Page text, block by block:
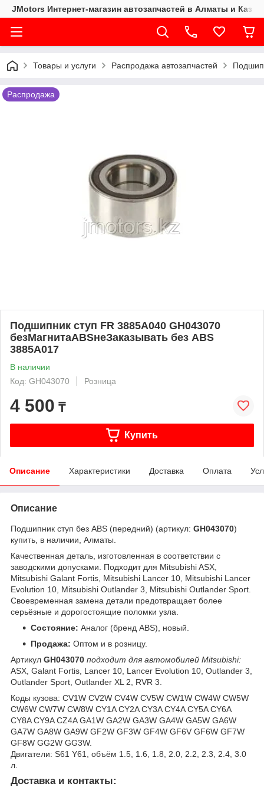
JMotors Интернет-магазин автозапчастей в Алматы и
Товары и услуги Распродажа автозапчастей
Распродажа
Подшипник ступ FR 3885A040 GH043070
безМагнитаABSнеЗаказывать без ABS
3885A017
В наличии
Код: GH043070
Розница
4 500 ₸
Купить
Описание Характеристики Доставка Оплата
Описание
Подшипник ступ без ABS (передний) (артикул: GH043070)
купить, в наличии, Алматы.
Качественная деталь, изготовленная в соответствии с
заводскими допусками. Подходит для Mitsubishi ASX,
Mitsubishi Galant Fortis, Mitsubishi Lancer 10, Mitsubishi Lancer
Evolution 10, Mitsubishi Outlander 3, Mitsubishi Outlander Sport.
Своевременная замена детали предотвращает более
серьёзные и дорогостоящие поломки узла.
Состояние: Аналог (бренд ABS), новый.
Продажа: Оптом и в розницу.
Артикул GH043070 подходит для автомобилей Mitsubishi:
ASX, Galant Fortis, Lancer 10, Lancer Evolution 10, Outlander 3,
Outlander Sport, Outlander XL 2, RVR 3.
Коды кузова: CV1W CV2W CV4W CV5W CW1W CW4W CW5W
CW6W CW7W CW8W CY1A CY2A CY3A CY4A CY5A CY6A
CY8A CY9A CZ4A GA1W GA2W GA3W GA4W GA5W GA6W
GA7W GA8W GA9W GF2W GF3W GF4W GF6V GF6W GF7W
GF8W GG2W GG3W.
Двигатели: S61 Y61, объём 1.5, 1.6, 1.8, 2.0, 2.2, 2.3, 2.4, 3.0
л.
Доставка и контакты: